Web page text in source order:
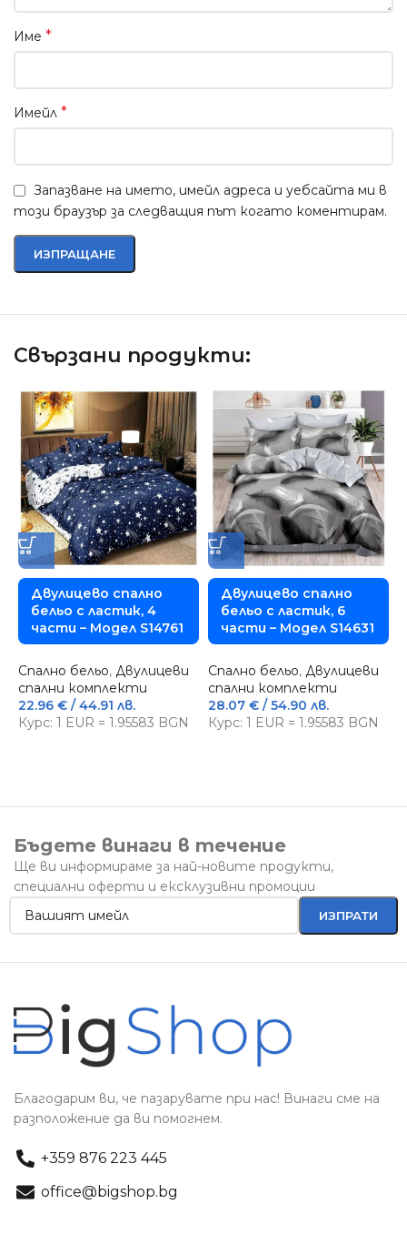
Име *
Имейл *
Запазване на името, имейл адреса и уебсайта ми в
този браузър за следващия път когато коментирам.
Свързани продукти:
Двулицево спално
бельо с ластик, 4
части – Модел S14761
Спално бельо, Двулицеви
спални комплекти
22.96 € / 44.91 лв.
Курс: 1 EUR = 1.95583 BGN
Двулицево спално
бельо с ластик, 6
части – Модел S14631
Спално бельо, Двулицеви
спални комплекти
28.07 €/ 54.90 лв.
Курс: 1 EUR = 1.95583 BGN
Бъдете винаги в течение
Ще ви информираме за най-новите продукти,
специални оферти и ексклузивни промоции
Благодарим ви, че пазарувате при нас! Винаги сме на
разположение да ви помогнем.
+359 876 223 445
office@bigshop.bg